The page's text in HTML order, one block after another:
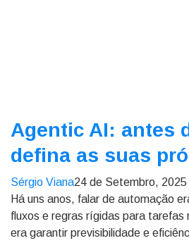
Agentic AI: antes
defina as suas
Sérgio Viana24 de Setembro, 2025
Há uns anos, falar de automação
fluxos e regras rígidas para
era garantir previsibilidade e